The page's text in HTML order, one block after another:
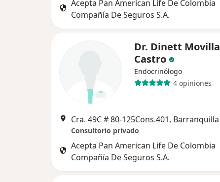
Acepta Pan American Life De Colombia
Compañía De Seguros S.A.
Dr. Dinett Movilla
Castro
Endocrinólogo
4 opiniones
Cra. 49C # 80-125Cons.401, Barranquilla
Consultorio privado
Acepta Pan American Life De Colombia
Compañía De Seguros S.A.